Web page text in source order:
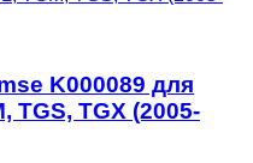
K000089 для
TGS, TGX (2005-